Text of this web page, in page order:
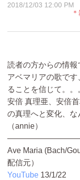
2018/12/03 12:00 PM
読者の方からの情報
アベマリアの歌で
ることを信じて。
安倍 真理亜、安倍
の真理へと変化、な
（annie）
Ave Maria (Bach/
配信元）
YouTube 13/1/22